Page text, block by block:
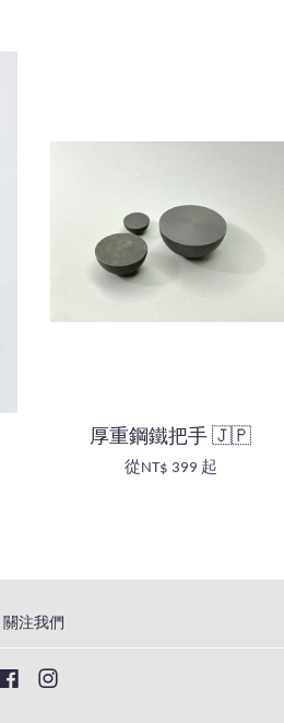
厚重鋼鐵把手 🇯🇵
從NT$ 399 起
關注我們
Facebook